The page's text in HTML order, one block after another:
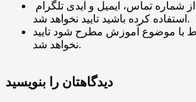
استفاده کرده باشید تایید نخواهد شد.
با موضوع آموزش مطرح شود تایید
نخواهد شد.
دیدگاهتان را بنویسید